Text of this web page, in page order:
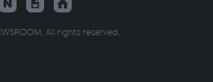
All rights reserved.